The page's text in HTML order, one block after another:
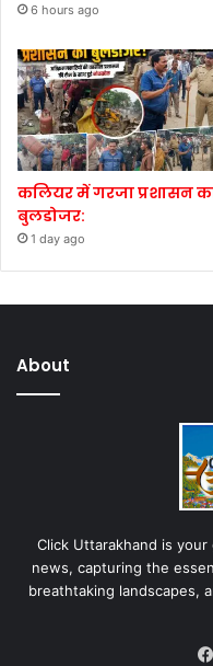
6 hours ago
कलियर में गरजा प्रशासन
बुलडोजर:
1 day ago
About
Click Uttarakhand is
news, capturing the
breathtaking landscapes,